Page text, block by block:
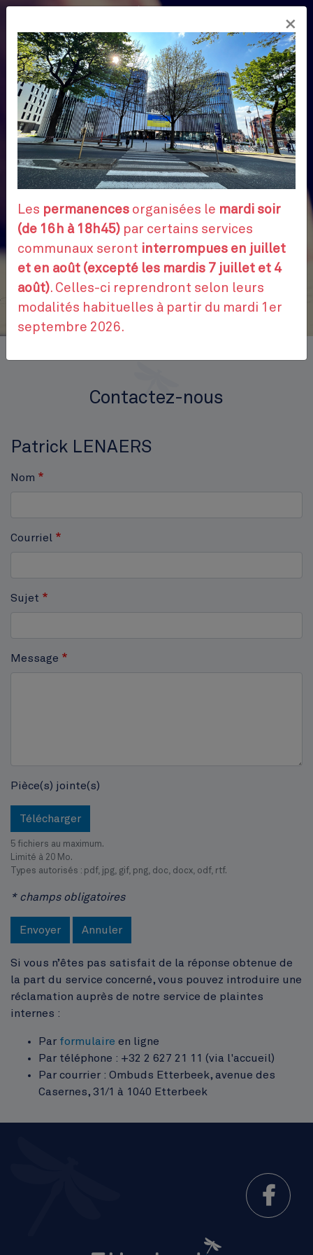
Aller
contenu
principal
FR
Contactez-nous
Patrick LENAERS
Nom
Courriel
Sujet
Message
Pièce(s) jointe(s)
Télécharger
5 fichiers au maximum.
Limité à 20 Mo.
Types autorisés : pdf, jpg, gif, png, doc, docx, odf, rtf.
* champs obligatoires
Envoyer Annuler
Si vous n’êtes pas satisfait de la réponse obtenue de
la part du service concerné, vous pouvez introduire une
réclamation auprès de notre service de plaintes
internes :
Par formulaire en ligne
Par téléphone : +32 2 627 21 11 (via l'accueil)
Par courrier : Ombuds Etterbeek, avenue des
Casernes, 31/1 à 1040 Etterbeek
×
Les permanences organisées le mardi soir
(de 16h à 18h45) par certains services
communaux seront interrompues en juillet
et en août (excepté les mardis 7 juillet et 4
août). Celles-ci reprendront selon leurs
modalités habituelles à partir du mardi 1er
septembre 2026.